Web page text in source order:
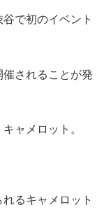
で初のイベント
されることが発
ャメロット。
るキャメロット